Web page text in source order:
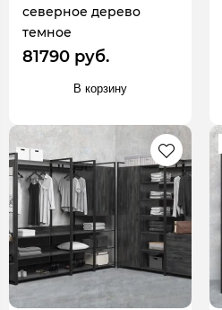
северное дерево
темное
81790 руб.
В корзину